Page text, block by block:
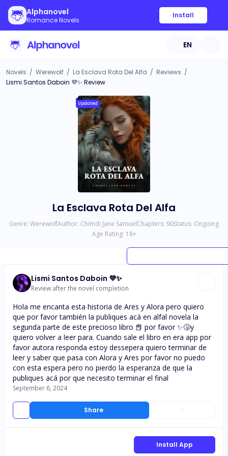
Alphanovel
Romance Novels
Install
EN
Novels / Werewolf / La Esclava Rota Del Alfa / Reviews /
Lismi Santos Daboin 💜✨ Review
Updated
La Esclava Rota Del Alfa
Genre: WerewolfAuthor: Chimdi Jane SamuelChapters: 90Status: Ongoing
Age Rating: 18+
Lismi Santos Daboin 💜✨
Review after the novel completion
Share
Hola me encanta esta historia de Ares y Alora pero quiero
que por favor también la publiques acá en alfal novela la
segunda parte de este precioso libro 📕 por favor ✨🤧y
quiero volver a leer para. Cuando sale el libro en era app por
favor autora responda estoy dessepera quiero terminar de
leer y saber que pasa con Alora y Ares por favor no puedo
con esta espera pero no pierdo la esperanza de que la
publiques acá por que necesito terminar el final
September 6, 2024
Install App